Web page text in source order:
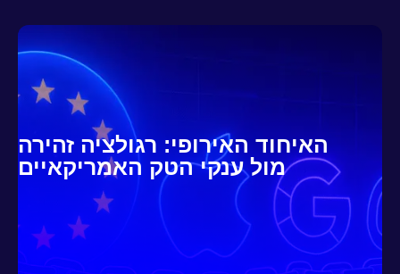
האיחוד האירופי: רגולציה זהירה
מול ענקי הטק האמריקאיים